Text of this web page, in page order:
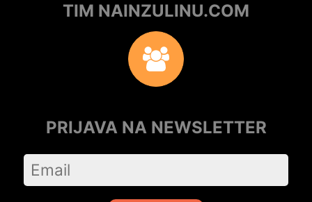
TIM NAINZULINU.COM
PRIJAVA NA NEWSLETTER